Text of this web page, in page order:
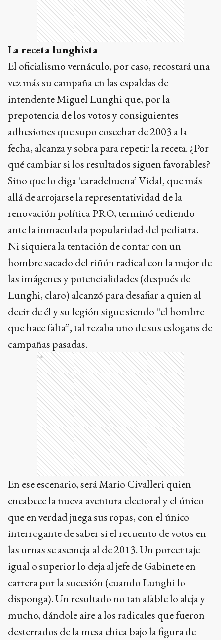
La receta lunghista
El oficialismo vernáculo, por caso, recostará una
vez más su campaña en las espaldas de
intendente Miguel Lunghi que, por la
prepotencia de los votos y consiguientes
adhesiones que supo cosechar de 2003 a la
fecha, alcanza y sobra para repetir la receta. ¿Por
qué cambiar si los resultados siguen favorables?
Sino que lo diga ‘caradebuena’ Vidal, que más
allá de arrojarse la representatividad de la
renovación política PRO, terminó cediendo
ante la inmaculada popularidad del pediatra.
Ni siquiera la tentación de contar con un
hombre sacado del riñón radical con la mejor de
las imágenes y potencialidades (después de
Lunghi, claro) alcanzó para desafiar a quien al
decir de él y su legión sigue siendo “el hombre
que hace falta”, tal rezaba uno de sus eslogans de
campañas pasadas.
Ads
En ese escenario, será Mario Civalleri quien
encabece la nueva aventura electoral y el único
que en verdad juega sus ropas, con el único
interrogante de saber si el recuento de votos en
las urnas se asemeja al de 2013. Un porcentaje
igual o superior lo deja al jefe de Gabinete en
carrera por la sucesión (cuando Lunghi lo
disponga). Un resultado no tan afable lo aleja y
mucho, dándole aire a los radicales que fueron
desterrados de la mesa chica bajo la figura de